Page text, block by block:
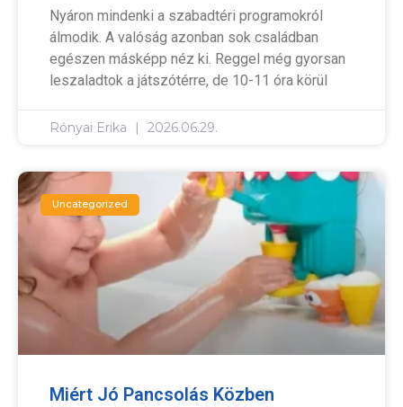
Nyáron mindenki a szabadtéri programokról
álmodik. A valóság azonban sok családban
egészen másképp néz ki. Reggel még gyorsan
leszaladtok a játszótérre, de 10-11 óra körül
Rónyai Erika 2026.06.29.
Uncategorized
Miért Jó Pancsolás Közben